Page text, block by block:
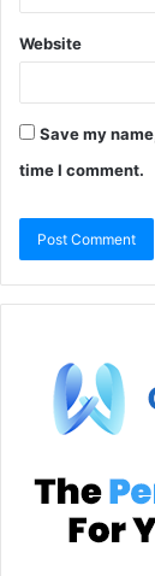
Website
Save my
time I comment.